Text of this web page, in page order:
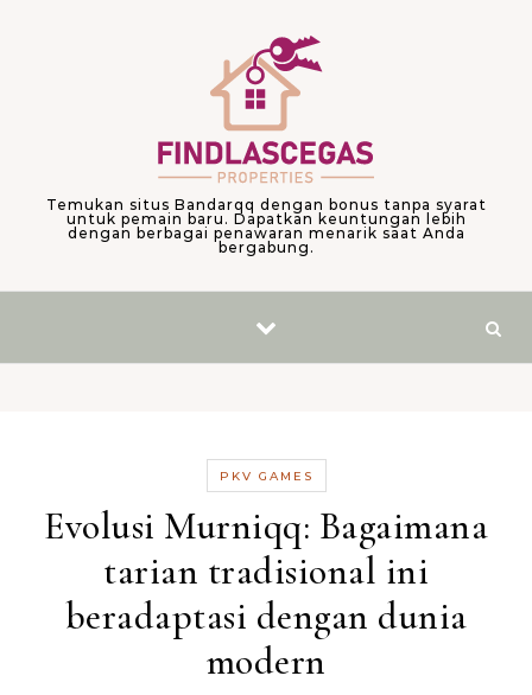
Temukan situs Bandarqq dengan bonus tanpa syarat
untuk pemain baru. Dapatkan keuntungan lebih
dengan berbagai penawaran menarik saat Anda
bergabung.
PKV GAMES
Evolusi Murniqq: Bagaimana
tarian tradisional ini
beradaptasi dengan dunia
modern